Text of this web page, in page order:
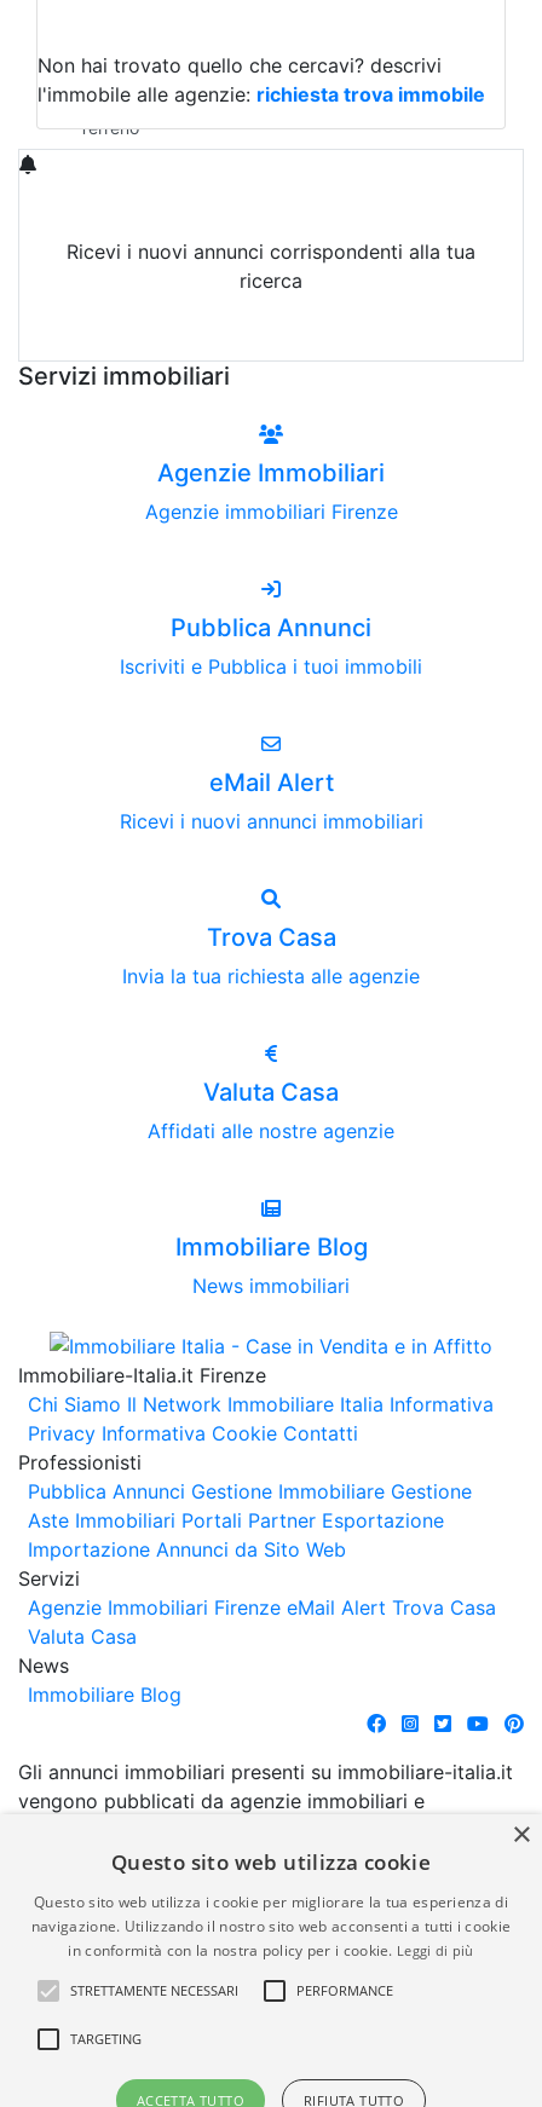
Qualsiasi
Terreno edificabile
Terreno
Non hai trovato quello che cercavi? descrivi
l'immobile alle agenzie: richiesta trova immobile
Ricevi i nuovi annunci corrispondenti alla tua
ricerca
Servizi immobiliari
Agenzie Immobiliari
Agenzie immobiliari Firenze
Pubblica Annunci
Iscriviti e Pubblica i tuoi immobili
eMail Alert
Ricevi i nuovi annunci immobiliari
Trova Casa
Invia la tua richiesta alle agenzie
Valuta Casa
Affidati alle nostre agenzie
Immobiliare Blog
News immobiliari
Immobiliare-Italia.it Firenze
Chi Siamo Il Network Immobiliare Italia Informativa
Privacy Informativa Cookie Contatti
Professionisti
Pubblica Annunci Gestione Immobiliare Gestione
Aste Immobiliari Portali Partner Esportazione
Importazione Annunci da Sito Web
Servizi
Agenzie Immobiliari Firenze eMail Alert Trova Casa
Valuta Casa
News
Immobiliare Blog
Gli annunci immobiliari presenti su immobiliare-italia.it
vengono pubblicati da agenzie immobiliari e
comporta l'approvazione o l'avallo da parte di
garanzia da parte di quest'ultima. immobiliare-italia.it
quindi non è responsabile della veridicità, della
correttezza, della completezza, della normativa in
materia di privacy e/o di alcun altro aspetto dei
suddetti annunci.
© Copyright 2007 - 2026
Powered by
×
Questo sito web utilizza cookie
Questo sito web utilizza i cookie per migliorare la tua esperienza di
navigazione. Utilizzando il nostro sito web acconsenti a tutti i cookie
in conformità con la nostra policy per i cookie. Leggi di più
STRETTAMENTE NECESSARI PERFORMANCE
TARGETING
ACCETTA TUTTO RIFIUTA TUTTO